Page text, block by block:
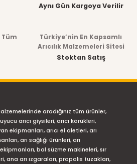
Aynı Gün Kargoya Verilir
Tüm
Türkiye’nin En Kapsamlı
Arıcılık Malzemeleri Sitesi
Stoktan Satış
aradığınız tüm ürünler,
arıcı giysileri, arıcı körükleri,
ekipmanları, arıcı el aletleri, arı
arı sağlığı ürünleri, arı
bal süzme makineleri, sır
ana arı ızgaraları, propolis tuzakları,